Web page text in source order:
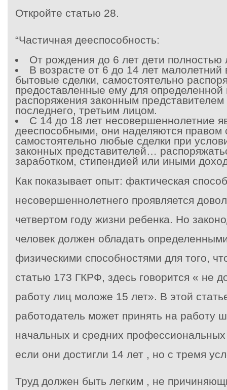
Откройте статью 28.
“Частичная дееспособность:
От рождения до 6 лет дети
В возрасте от 6 до 14 лет малолетний
бытовые сделки, самостоятельно
предоставленные ему для определенной
распоряжения законным представителем
последнего, третьим лицом.
С 14 до 18 лет несовершеннолетние
дееспособными, они наделяются правом
самостоятельно любые сделки при
законных представителей…
заработком, стипендией или иными
Как показывает опыт: фактическая
несовершеннолетнего проявляется
четвертом году жизни ребенка. Но
человек должен обладать
физическими способностями для того,
статью 173 ГКРФ, здесь говорится « не
работу лиц моложе 15 лет». В этой
работодатель может принять на работу
начальных и средних
если они достигли 14 лет , но с тремя
Труд должен быть легким , не